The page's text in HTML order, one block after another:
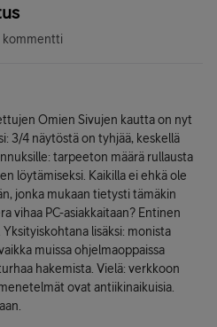
kommentti
Omien Sivujen kautta on nyt
3/4 näytöstä on tyhjää, keskellä
tarpeeton määrä rullausta
löytämiseksi. Kaikilla ei ehkä ole
jonka mukaan tietysti tämäkin
vihaa PC-asiakkaitaan? Entinen
lisäksi: monista
muissa ohjelmaoppaissa
hakemista. Vielä: verkkoon
ovat antiikinaikuisia.